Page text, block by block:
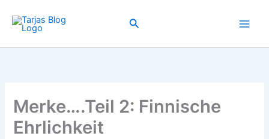
Inhalt
springen
Suchen
Merke….Teil 2: Finnische
Ehrlichkeit